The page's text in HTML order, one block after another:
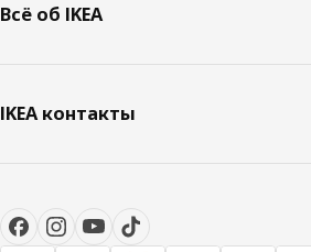
Всё об IKEA
IKEA контакты